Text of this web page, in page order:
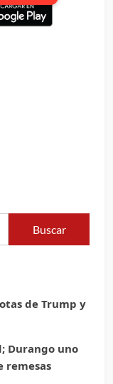
de Trump y
Durango uno
remesas